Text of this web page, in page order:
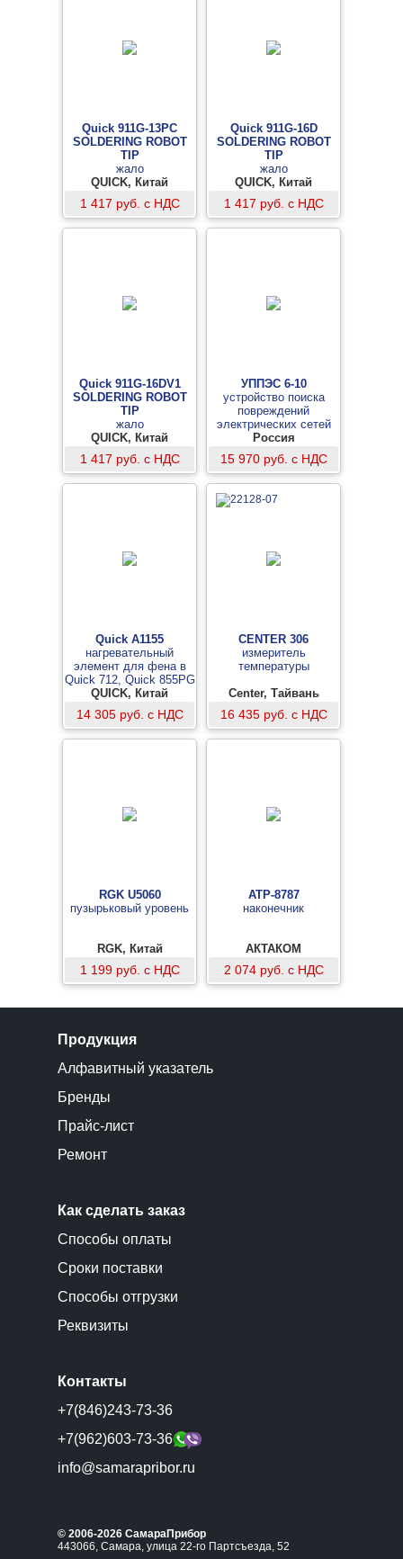
Quick 911G-13PC
SOLDERING ROBOT
TIP
жало
QUICK, Китай
1 417 руб. с НДС
Quick 911G-16D
SOLDERING ROBOT
TIP
жало
QUICK, Китай
1 417 руб. с НДС
Quick 911G-16DV1
SOLDERING ROBOT
TIP
жало
QUICK, Китай
1 417 руб. с НДС
УППЭС 6-10
устройство поиска
повреждений
электрических сетей
Россия
15 970 руб. с НДС
Quick A1155
нагревательный
элемент для фена в
Quick 712, Quick 855PG
QUICK, Китай
14 305 руб. с НДС
CENTER 306
измеритель
температуры
Center, Тайвань
16 435 руб. с НДС
RGK U5060
пузырьковый уровень
RGK, Китай
1 199 руб. с НДС
АТР-8787
наконечник
АКТАКОМ
2 074 руб. с НДС
Продукция
Алфавитный указатель
Бренды
Прайс-лист
Ремонт
Как сделать заказ
Способы оплаты
Сроки поставки
Способы отгрузки
Реквизиты
Контакты
+7(846)243-73-36
+7(962)603-73-36
info@samarapribor.ru
© 2006-2026 СамараПрибор
443066, Самара, улица 22-го Партсъезда, 52